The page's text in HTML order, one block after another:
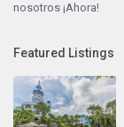
nosotros ¡Ahora!
Featured Listings